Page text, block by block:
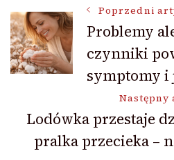
Nawigacja
wpisu
Poprzedni
Problemy
czynniki
symptomy i
Następny
Lodówka przestaje
pralka przecieka –